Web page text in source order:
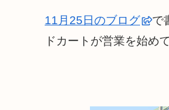
11月25日のブログ
で
ドカートが営業を始め